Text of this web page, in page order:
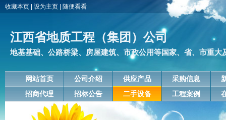
收藏本页 设为主页 随便看看
江西省地质工程（集团）公司
地基基础、公路桥梁、房屋建筑、市政公用等国家、省、市重大
网站首页 公司介绍 供应产品 采购信息
招商代理
招标公告 二手设备 工程案例